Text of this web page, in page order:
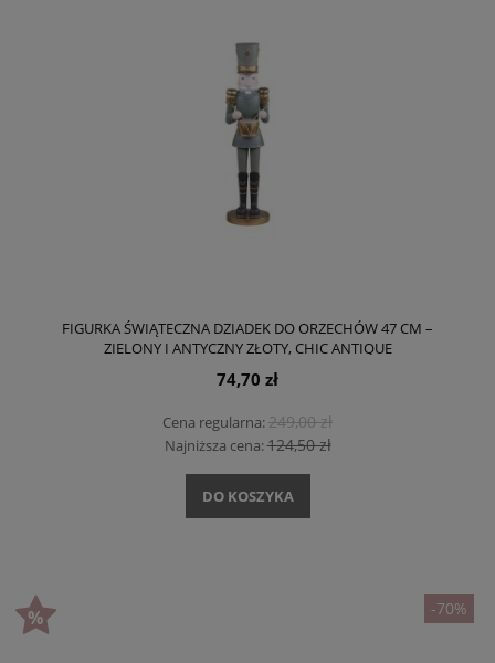
FIGURKA ŚWIĄTECZNA DZIADEK DO ORZECHÓW 47 CM –
ZIELONY I ANTYCZNY ZŁOTY, CHIC ANTIQUE
74,70 zł
Cena regularna:249,00 zł
Najniższa cena:124,50 zł
DO KOSZYKA
-70%